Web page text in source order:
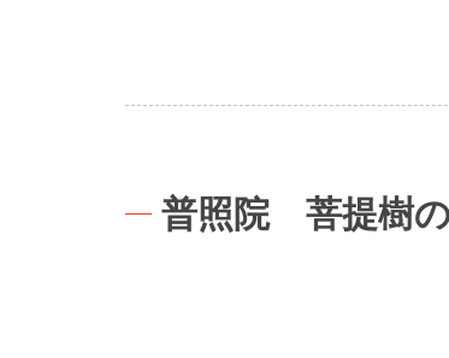
普照院 菩提樹